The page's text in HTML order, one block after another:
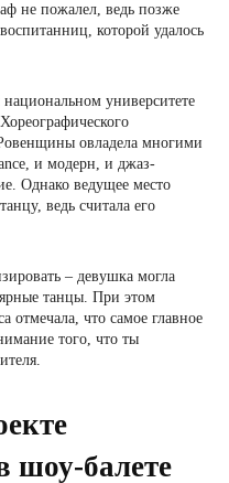
не пожалел, ведь позже
которой удалось
университете
овладела многими
и модерн, и джаз-
Однако ведущее место
ведь считала его
– девушка могла
танцы. При этом
отмечала, что самое главное
того, что ты
шоу-балете